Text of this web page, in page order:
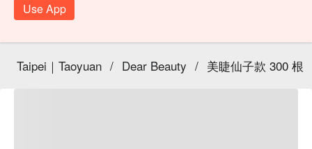
Use App
Taipei｜Taoyuan / Dear Beauty / 美睫仙子款 300 根